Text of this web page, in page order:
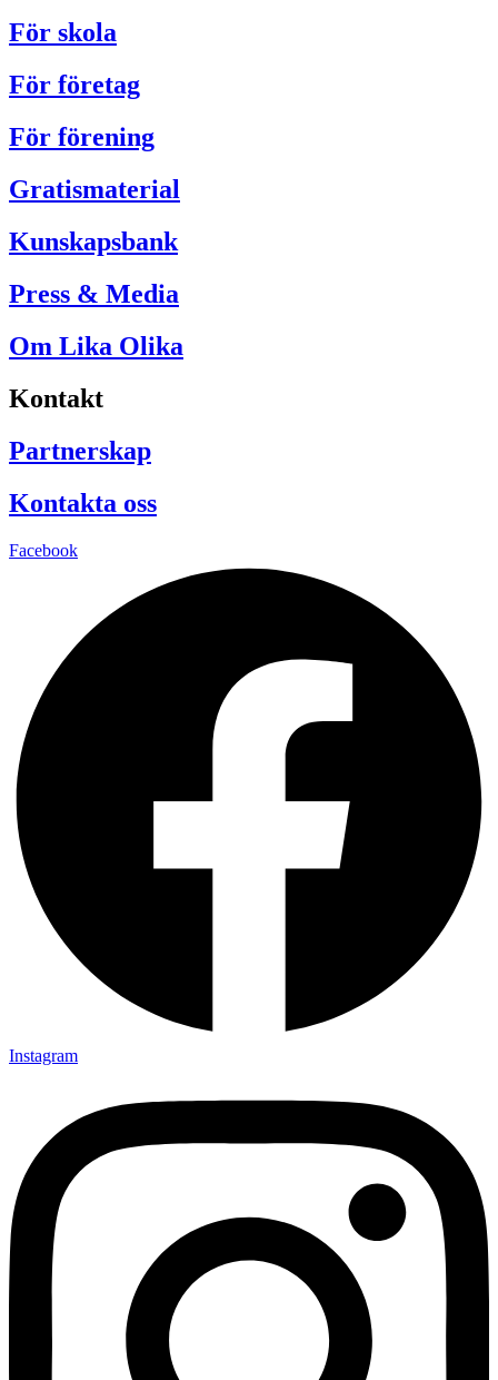
För skola
För företag
För förening
Gratismaterial
Kunskapsbank
Press & Media
Om Lika Olika
Kontakt
Partnerskap
Kontakta oss
Facebook
Instagram